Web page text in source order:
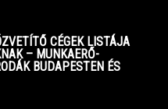
CÉGEK LISTÁJA
– MUNKAERŐ-
BUDAPESTEN ÉS